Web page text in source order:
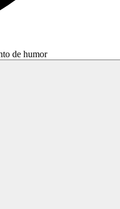
de humor